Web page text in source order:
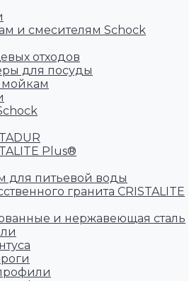
и смесителям Schock
отходов
для посуды
Plus®
для питьевой воды
гранита CRISTALITE
и нержавеющая сталь